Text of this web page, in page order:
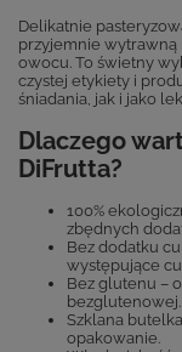
Delikatnie
przyjemnie wytrawną
owocu. To świetny
czystej etykiety i
śniadania, jak i jako
Dlaczego
DiFrutta?
100%
zbędnych
Bez dodatku
występujące
Bez glutenu –
bezglutenowej.
Szklana
opakowanie.